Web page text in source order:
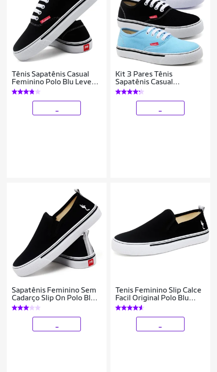
Tênis Sapatênis Casual
Feminino Polo Blu Leve
Confortável
Kit 3 Pares Tênis
Sapatênis Casual
Feminino Polo Blu Leve
Sapatênis Feminino Sem
Cadarço Slip On Polo Blu
Leve Calce Fácil
Tenis Feminino Slip Calce
Facil Original Polo Blu
Confort